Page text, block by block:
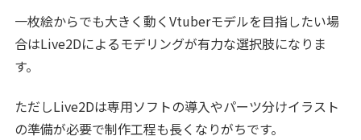
一枚絵からでも大きく動くVtuberモデルを目指したい場
合はLive2Dによるモデリングが有力な選択肢になりま
す。
ただしLive2Dは専用ソフトの導入やパーツ分けイラスト
の準備が必要で制作工程も長くなりがちです。